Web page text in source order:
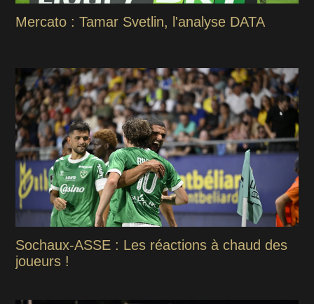
Mercato : Tamar Svetlin, l'analyse DATA
Sochaux-ASSE : Les réactions à chaud des
joueurs !